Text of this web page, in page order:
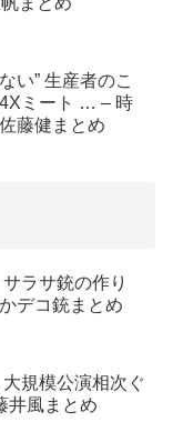
い” 生産者のこ
ミート … – 時
藤健まとめ
ラサ銃の作り
デコ銃まとめ
規模公演相次ぐ
井風まとめ